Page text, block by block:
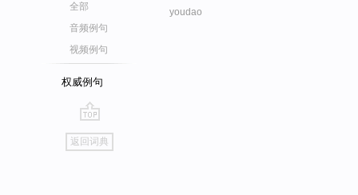
全部
音频例句
视频例句
权威例句
go
top
返回词典
youdao